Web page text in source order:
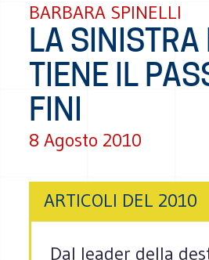
BARBARA SPINELLI
LA SINISTRA
TIENE IL
FINI
8 Agosto 2010
ARTICOLI DEL 2010
Dal leader della